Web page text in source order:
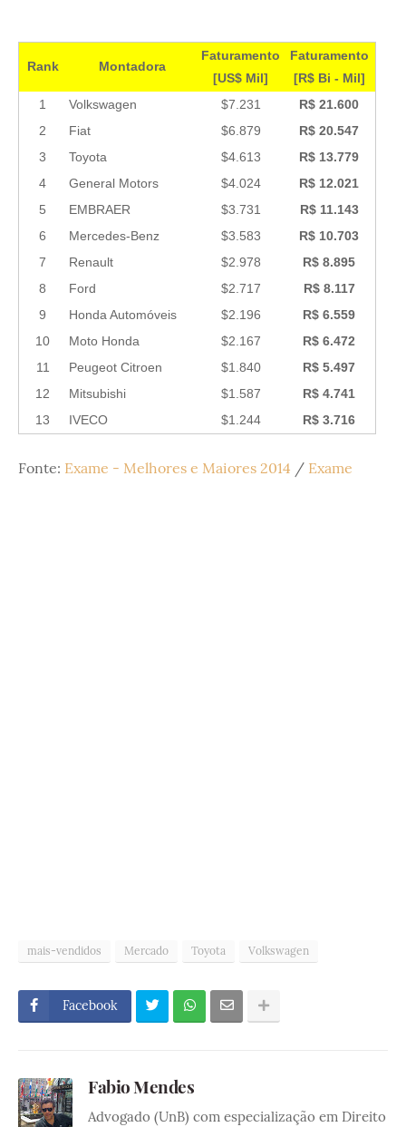
Rank Montadora
Faturamento
[US$ Mil]
Faturamento
[R$ Bi - Mil]
1
Volkswagen $7.231
R$ 21.600
2
Fiat $6.879
R$ 20.547
3
Toyota $4.613
R$ 13.779
4
General Motors $4.024
R$ 12.021
5
EMBRAER $3.731
R$ 11.143
6
Mercedes-Benz $3.583
R$ 10.703
7
Renault $2.978
R$ 8.895
8
Ford $2.717
R$ 8.117
9
Honda Automóveis $2.196
R$ 6.559
10
Moto Honda $2.167
R$ 6.472
11
Peugeot Citroen $1.840
R$ 5.497
12
Mitsubishi $1.587
R$ 4.741
13
IVECO $1.244 R$ 3.716
Fonte: Exame - Melhores e Maiores 2014 / Exame
mais-vendidos Mercado Toyota Volkswagen
Facebook
Fabio Mendes
Advogado (UnB) com especialização em Direito